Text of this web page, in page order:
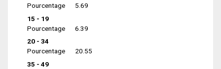
Pourcentage
5.69
15 - 19
Pourcentage
6.39
20 - 34
Pourcentage
20.55
35 - 49